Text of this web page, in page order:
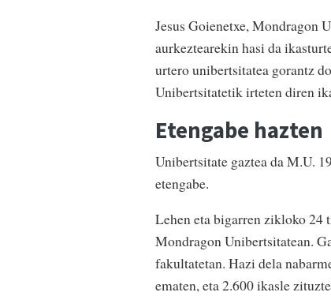
Jesus Goienetxe, Mondragon
aurkeztearekin hasi da
urtero unibertsitatea gorantz
Unibertsitatetik irteten diren
Etengabe hazten
Unibertsitate gaztea da M.U.
etengabe.
Lehen eta bigarren zikloko 24
Mondragon Unibertsitatean.
fakultatetan. Hazi dela
ematen, eta 2.600 ikasle